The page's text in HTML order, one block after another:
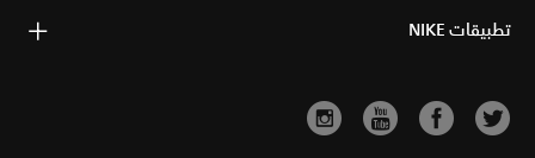
تطبيقات NIKE